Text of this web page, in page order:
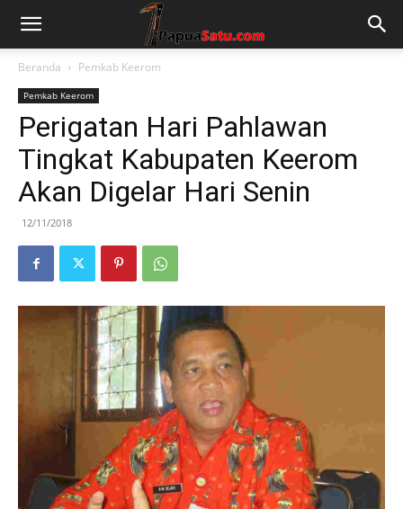
Beranda Pemkab Keerom
Pemkab Keerom
Perigatan Hari Pahlawan
Tingkat Kabupaten Keerom
Akan Digelar Hari Senin
12/11/2018